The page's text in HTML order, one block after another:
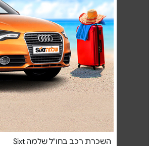
השכרת רכב בחו"ל שלמה Sixt